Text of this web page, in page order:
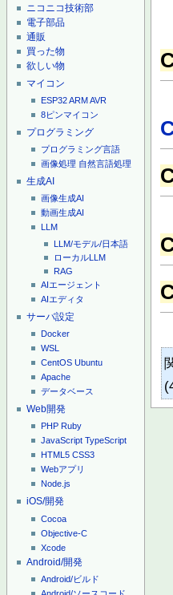
ニコニコ技術部
電子部品
通販
買った物
欲しい物
マイコン
ESP32ARMAVR
8ピンマイコン
プログラミング
プログラミング言語
画像処理 自然言語処理
生成AI
画像生成AI
動画生成AI
LLM
LLM/モデル/日本語
ローカルLLM
RAG
AIエージェント
AIエディタ
サーバ設定
Docker
WSL
CentOS Ubuntu
Apache
データベース
Web開発
PHP Ruby
JavaScript TypeScript
HTML5 CSS3
Webアプリ
Node.js
iOS/開発
Cocoa
Objective-C
Xcode
Android/開発
Android/ビルド